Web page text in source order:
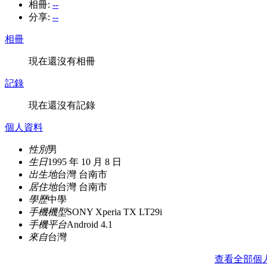
相冊: --
分享: --
相冊
現在還沒有相冊
記錄
現在還沒有記錄
個人資料
性別男
生日1995 年 10 月 8 日
出生地台灣 台南市
居住地台灣 台南市
學歷中學
手機機型SONY Xperia TX LT29i
手機平台Android 4.1
來自台灣
查看全部個